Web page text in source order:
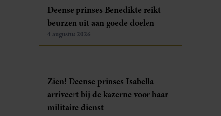
Deense prinses Benedikte reikt
beurzen uit aan goede doelen
4 augustus 2026
Zien! Deense prinses Isabella
arriveert bij de kazerne voor haar
militaire dienst